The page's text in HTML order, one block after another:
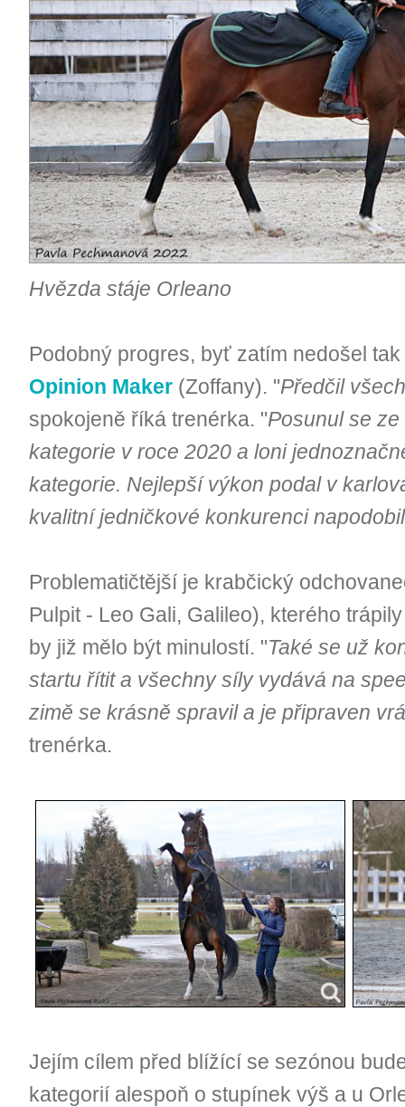
Hvězda stáje Orleano
Podobný progres, byť zatím nedošel
Opinion Maker (Zoffany). "Předčil
spokojeně říká trenérka. "Posunul se
kategorie v roce 2020 a loni
kategorie. Nejlepší výkon podal v
kvalitní jedničkové konkurenci
Problematičtější je krabčický
Pulpit - Leo Gali, Galileo), kterého
by již mělo být minulostí. "Také se už
startu řítit a všechny síly vydává na
zimě se krásně spravil a je připraven
trenérka.
Jejím cílem před blížící se sezónou
kategorií alespoň o stupínek výš a u